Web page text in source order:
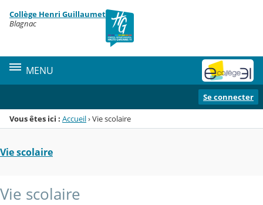
Menu de la rubrique
Contenu
Collège Henri Guillaumet
Blagnac
MENU
Se connecter
Vous êtes ici : Accueil›Vie scolaire
Vie scolaire
Vie scolaire